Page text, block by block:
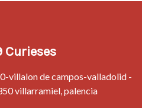
Curieses
villalon de campos-valladolid -
villarramiel, palencia